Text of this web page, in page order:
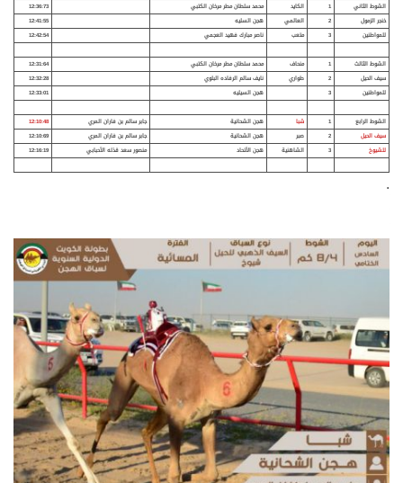
الشوط الثاني 1 الكايد محمد سلطان مطر مرخان الكتبي
12:36:73
خنجر الزمول
2 العالمي هجن السليه
12:41:55
للمواطنين
3 متعب ناصر مبارك فهيد العجمي 12:42:54
الشوط الثالث 1 منحاف محمد سلطان مطر مرخان الكتبي
12:31:64
سيف الحيل
2 طواري نايف سالم الرفاده البلوي
12:32:28
للمواطنين
3 هجن السيليه 12:33:01
الشوط الرابع 1 شبا هجن الشحانية جابر سالم بن فاران المري
12:10:48
سيف الحيل
2 صبر هجن الشحانية جابر سالم بن فاران المري
12:10:69
للشيوخ
3 الشاهنية هجن الأتحاد منصور سعد قذله الأحبابي 12:16:19
.